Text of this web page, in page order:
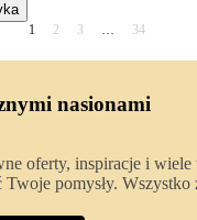
1 2 3 … 34
nasionami
oferty, inspiracje i wiele
pomysły. Wszystko